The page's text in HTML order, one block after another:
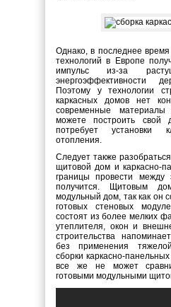
Однако, в последнее
технологий в Европе
импульс из-за
энергоэффективности
Поэтому у технологии
каркасных домов нет
современные
можете построить
потребует установки
отопления.
Следует также
щитовой дом и каркасно-
границы провести между
получится. Щитовым
модульный дом, так как он
готовых стеновых
состоят из более мелких
утеплителя, окон и
строительства
без применения
сборки каркасно-
все же не может
готовыми модульными